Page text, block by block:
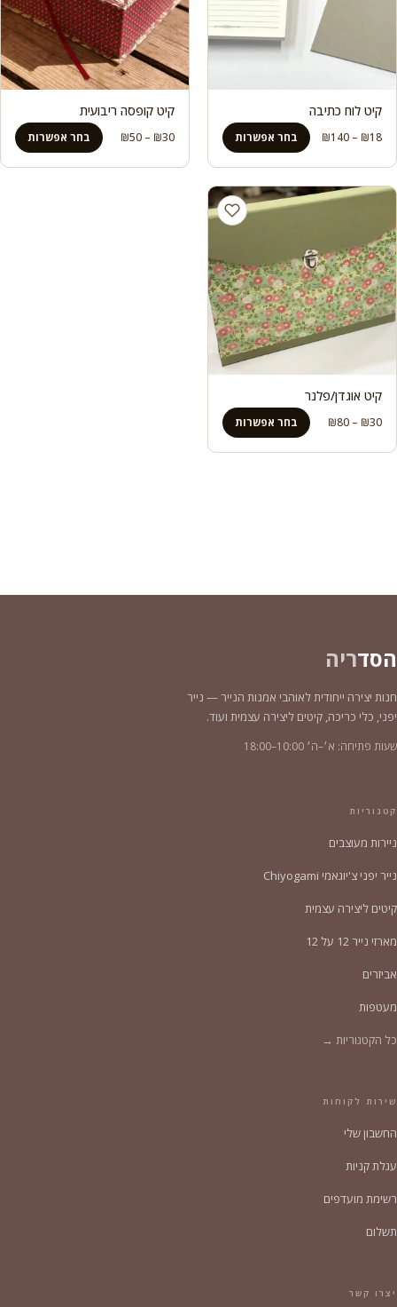
קיט לוח כתיבה
₪18
–
₪140
טווח
מחירים:
עד
בחר אפשרות
קיט קופסה ריבועית
₪30
–
₪50
מחירים:
בחר אפשרות
קיט אוגדן/פלנר
₪30
–
₪80
מחירים:
בחר אפשרות
הסדריה
חנות יצירה ייחודית לאוהבי אמנות הנייר — נייר
יפני, כלי כריכה, קיטים ליצירה עצמית ועוד.
שעות פתיחה: א׳–ה׳ 10:00–18:00
קטגוריות
ניירות מעוצבים
נייר יפני צ'יוגאמי Chiyogami
קיטים ליצירה עצמית
מארזי נייר 12 על 12
אביזרים
מעטפות
כל הקטגוריות →
שירות לקוחות
החשבון שלי
עגלת קניות
רשימת מועדפים
תשלום
יצרו קשר